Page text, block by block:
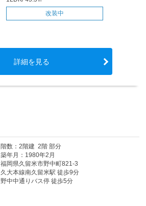
改装中
詳細を見る
階数：2階建 2階 部分
築年月：1980年2月
福岡県久留米市野中町821-3
久大本線南久留米駅 徒歩9分
野中中通りバス停 徒歩5分